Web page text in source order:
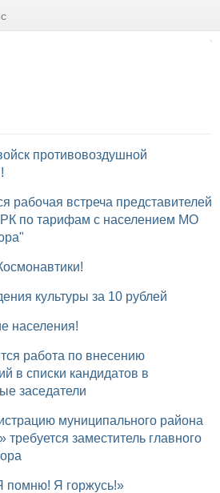
по тарифам с населением МО
культуры за 10 рублей
населения!
в списки кандидатов в
заседатели
требуется заместитель главного
помню! Я горжусь!»